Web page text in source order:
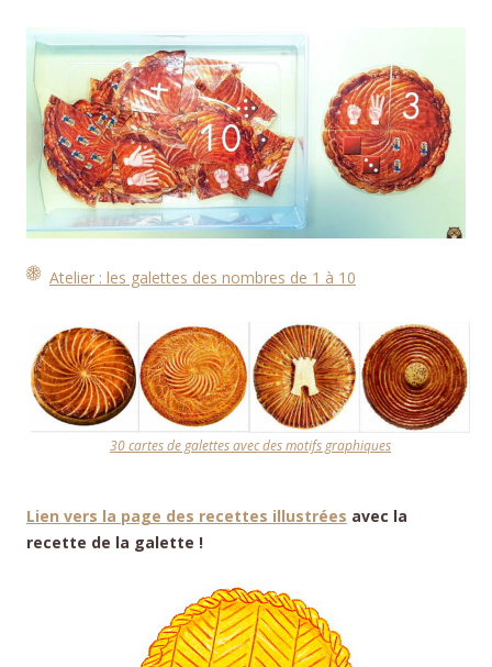
Atelier : les galettes des nombres de 1 à 10
30 cartes de galettes avec des motifs graphiques
Lien vers la page des recettes illustrées avec la
recette de la galette !